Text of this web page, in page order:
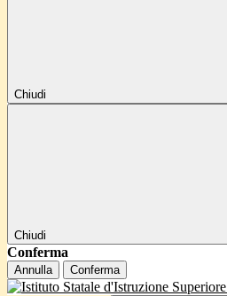
Chiudi
Chiudi
Conferma
Annulla Conferma